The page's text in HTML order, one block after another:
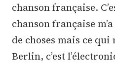
chanson française.
chanson française
de choses mais ce qui
Berlin, c’est